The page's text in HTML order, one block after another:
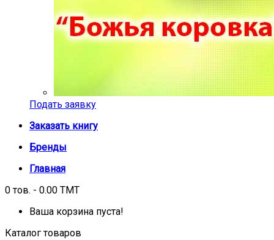
Подать заявку
Заказать книгу
Бренды
Главная
0 тов. - 0.00 TMT
Ваша корзина пуста!
Каталог товаров